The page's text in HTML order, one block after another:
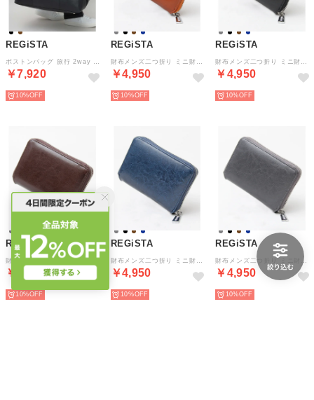
REGiSTA
￥7,920
10%
REGiSTA
￥4,950
10%
REGiSTA
￥4,950
10%
REGiSTA
￥4,950
10%
REGiSTA
￥4,950
10%
REGiSTA
財布メンズ二つ折り ミニ財布 ミニウォレット 牛床革 スプリットレザー ラウンドジップ （グレー）
￥4,950
10%